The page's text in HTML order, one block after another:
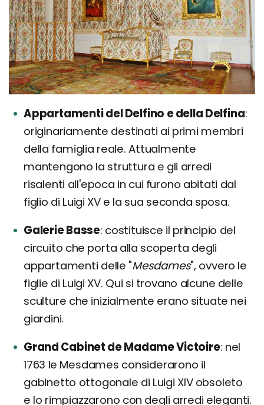
Appartamenti del Delfino e della Delfina
originariamente destinati ai primi membri
della famiglia reale. Attualmente
mantengono la struttura e gli arredi
risalenti all'epoca in cui furono abitati dal
figlio di Luigi XV e la sua seconda sposa.
Galerie Basse costituisce il principio del
circuito che porta alla scoperta degli
appartamenti delle "Mesdames", ovvero le
figlie di Luigi XV. Qui si trovano alcune delle
sculture che inizialmente erano situate nei
giardini.
Grand Cabinet de Madame Victoire nel
1763 le Mesdames considerarono il
gabinetto ottogonale di Luigi XIV obsoleto
e lo rimpiazzarono con degli arredi eleganti.